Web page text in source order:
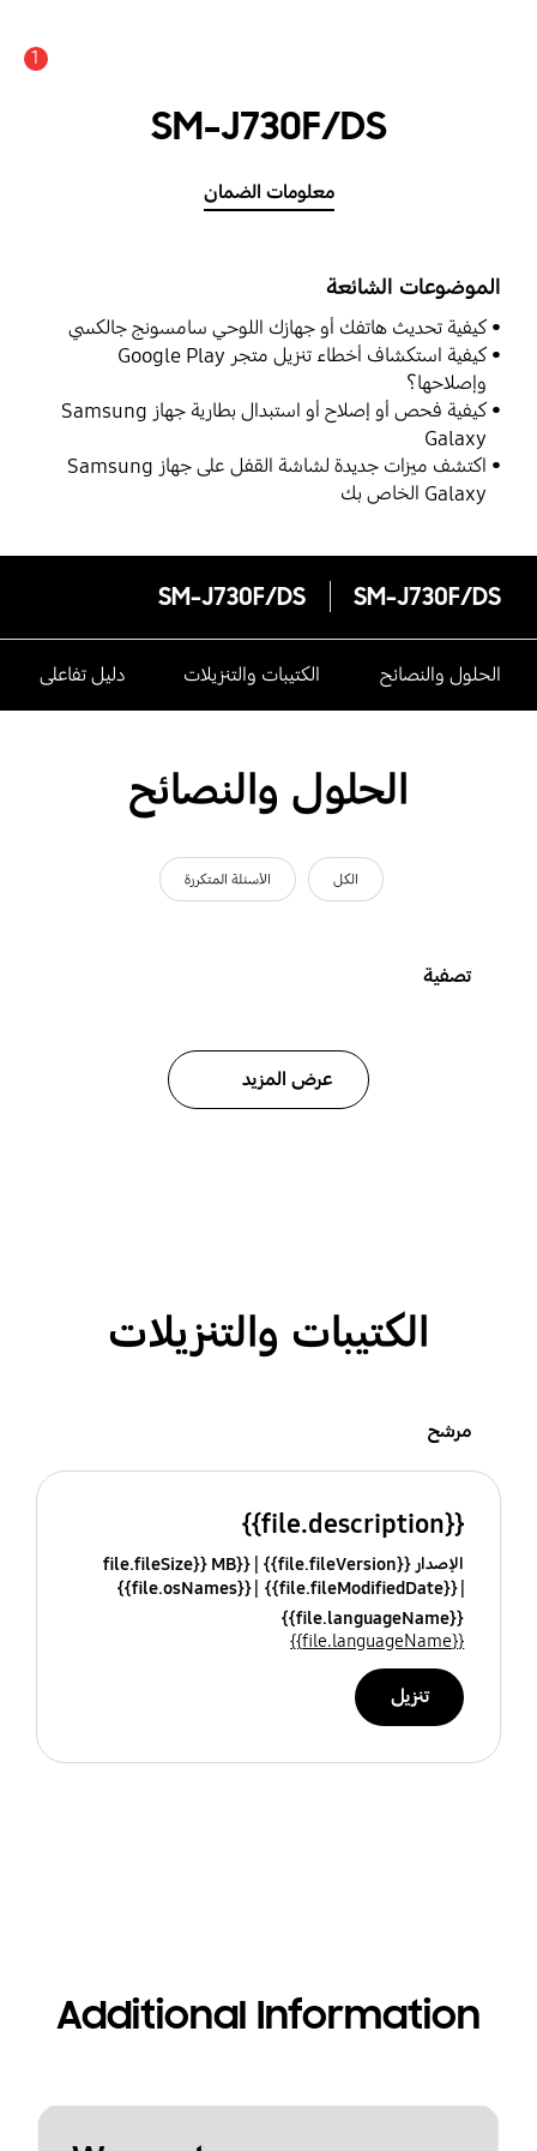
1
SM-J730F/DS
معلومات الضمان
الموضوعات الشائعة
كيفية تحديث هاتفك أو جهازك اللوحي سامسونج جالكسي
كيفية استكشاف أخطاء تنزيل متجر Google Play
وإصلاحها؟
كيفية فحص أو إصلاح أو استبدال بطارية جهاز Samsung
Galaxy
اكتشف ميزات جديدة لشاشة القفل على جهاز Samsung
Galaxy الخاص بك
SM-J730F/DS
SM-J730F/DS
الحلول والنصائح الكتيبات والتنزيلات دليل تفاعلى
الحلول والنصائح
الكل الأسئلة المتكررة
تصفية
عرض المزيد
الكتيبات والتنزيلات
مرشح
{{file.description}}
الإصدار {{file.fileVersion}}
{{file.fileSize}} MB
{{file.fileModifiedDate}}
{{file.osNames}}
{{file.languageName}}
{{file.languageName}}
تنزيل
Additional Information